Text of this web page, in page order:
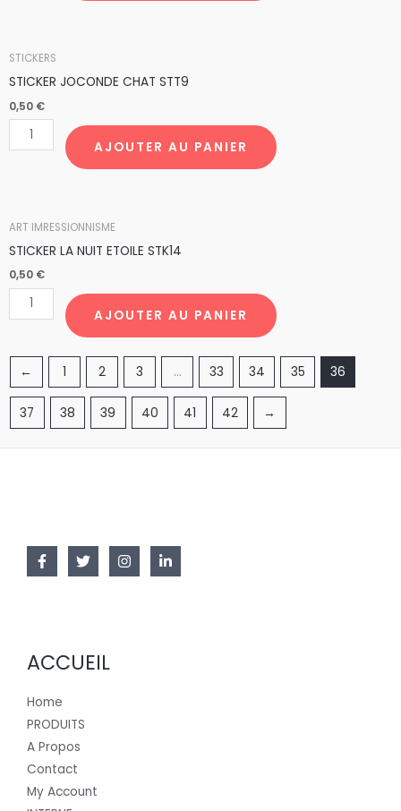
STICKERS
STICKER JOCONDE CHAT STT9
0,50 €
quantité
de
JOCONDE
CHAT
AJOUTER AU PANIER
ART IMRESSIONNISME
STICKER LA NUIT ETOILE STK14
0,50 €
quantité
de
STICKER
LA
NUIT
STK14
AJOUTER AU PANIER
← 1 2 3 … 33 34 35 36
37 38 39 40 41 42 →
ACCUEIL
Home
PRODUITS
A Propos
Contact
My Account